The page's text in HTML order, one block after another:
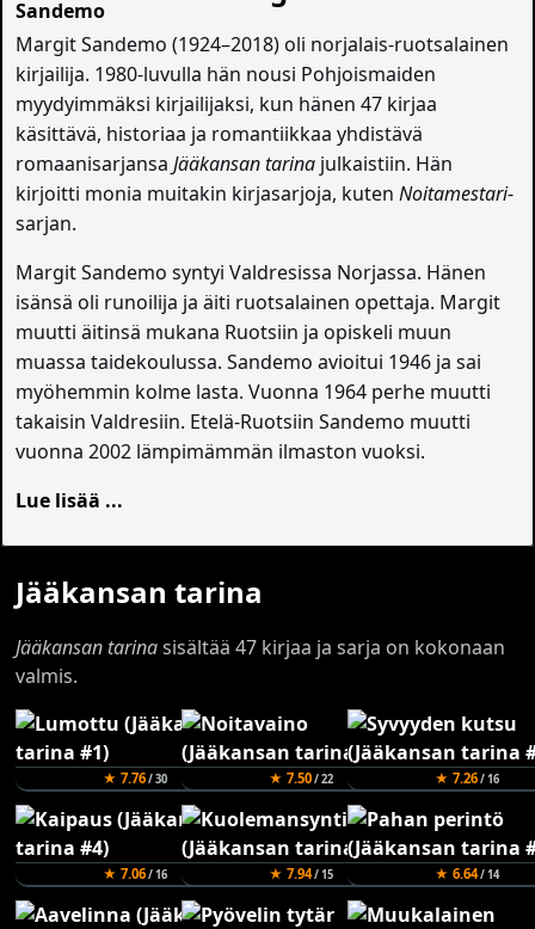
Margit Sandemo (1924–2018) oli norjalais-ruotsalainen
kirjailija. 1980-luvulla hän nousi Pohjoismaiden
myydyimmäksi kirjailijaksi, kun hänen 47 kirjaa
käsittävä, historiaa ja romantiikkaa yhdistävä
romaanisarjansaJääkansan tarina julkaistiin. Hän
kirjoitti monia muitakin kirjasarjoja, kutenNoitamestari-
sarjan.
Margit Sandemo syntyi Valdresissa Norjassa. Hänen
isänsä oli runoilija ja äiti ruotsalainen opettaja. Margit
muutti äitinsä mukana Ruotsiin ja opiskeli muun
muassa taidekoulussa. Sandemo avioitui 1946 ja sai
myöhemmin kolme lasta. Vuonna 1964 perhe muutti
takaisin Valdresiin. Etelä-Ruotsiin Sandemo muutti
vuonna 2002 lämpimämmän ilmaston vuoksi.
Lue lisää ...
Jääkansan tarina
Jääkansan tarinasisältää 47 kirjaa ja sarja on kokonaan
valmis.
★ 7.76/ 30 ★ 7.50/ 22 ★ 7.26/ 16
★ 7.06/ 16 ★ 7.94/ 15 ★ 6.64/ 14